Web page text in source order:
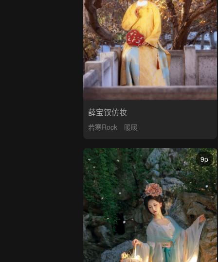
薛宝钗仿妆
若寒Rock 暖暖
9p